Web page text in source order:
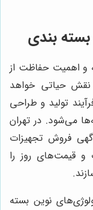
بندی
و اهمیت حفاظت از
نقش حیاتی خواهد
تولید و طراحی
می‌شود. در تهران
فروش تجهیزات
قیمت‌های روز را
نوین بسته